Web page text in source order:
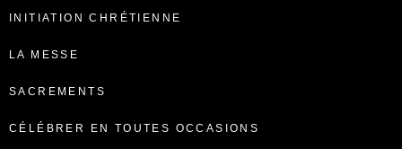
INITIATION CHRÉTIENNE
LA MESSE
SACREMENTS
CÉLÉBRER EN TOUTES OCCASIONS